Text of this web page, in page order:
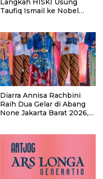
Langkah HISKI Usung
Taufiq Ismail ke Nobel
Diarra Annisa Rachbini
Raih Dua Gelar di Abang
None Jakarta Barat 2026,